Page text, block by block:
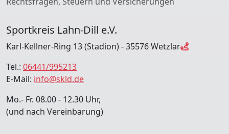
Sportkreis Lahn-Dill e.V.
Karl-Kellner-Ring 13 (Stadion) - 35576 Wetzlar
Tel.: 06441/995213
E-Mail: info@skld.de
Mo.- Fr. 08.00 - 12.30 Uhr,
(und nach Vereinbarung)